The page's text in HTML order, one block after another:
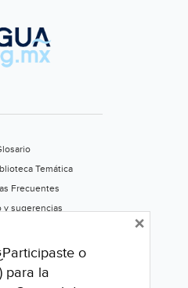
Temática
Frecuentes
y sugerencias
este portal
o
para la
×